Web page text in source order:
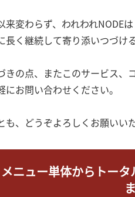
来変わらず、われわれNODE
長く継続して寄り添いつづけ
きの点、またこのサービス、
にお問い合わせください。
も、どうぞよろしくお願いいた
メニュー単体からトータ